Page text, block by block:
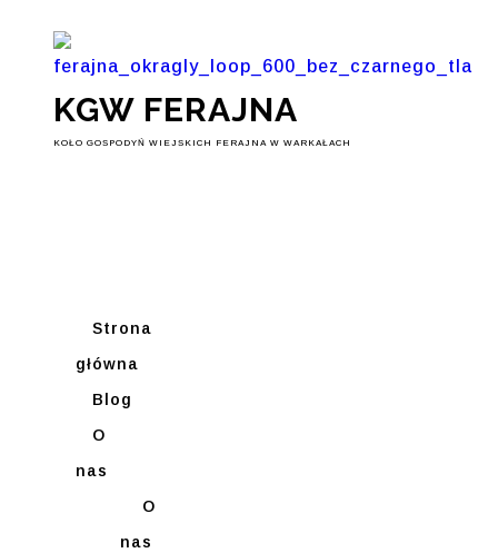
KGW FERAJNA
KOŁO GOSPODYŃ WIEJSKICH FERAJNA W WARKAŁACH
Strona
główna
Blog
O
nas
O
nas